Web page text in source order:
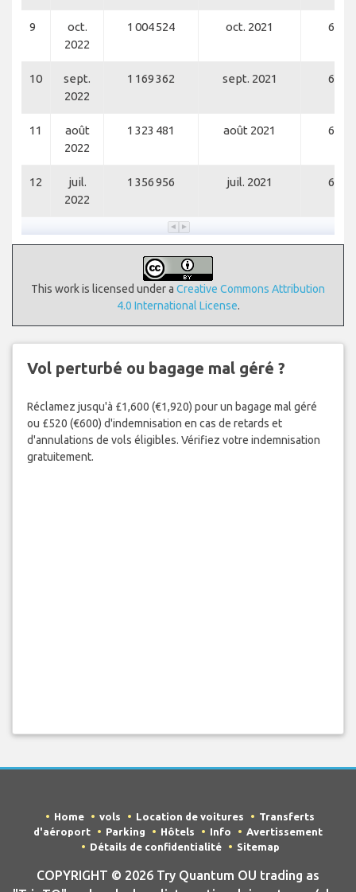
9
oct.
2022
1 004 524 oct. 2021 623
10
sept.
2022
1 169 362 sept. 2021 653
11
août
2022
1 323 481 août 2021 694
12
juil.
2022
1 356 956 juil. 2021 602
This work is licensed under a Creative Commons Attribution
4.0 International License.
Vol perturbé ou bagage mal géré ?
Réclamez jusqu'à £1,600 (€1,920) pour un bagage mal géré
ou £520 (€600) d'indemnisation en cas de retards et
d'annulations de vols éligibles. Vérifiez votre indemnisation
gratuitement.
Home vols Location de voitures
Transferts
d'aéroport
Parking Hôtels Info
Avertissement
Détails de confidentialité
Sitemap
COPYRIGHT © 2026 Try Quantum OU trading as